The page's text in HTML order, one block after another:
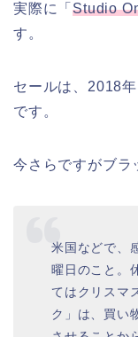
実際に「Studio
す。
セールは、2018年
です。
今さらですがブラ
米国などで、
曜日のこと。
てはクリスマ
ク」は、買い